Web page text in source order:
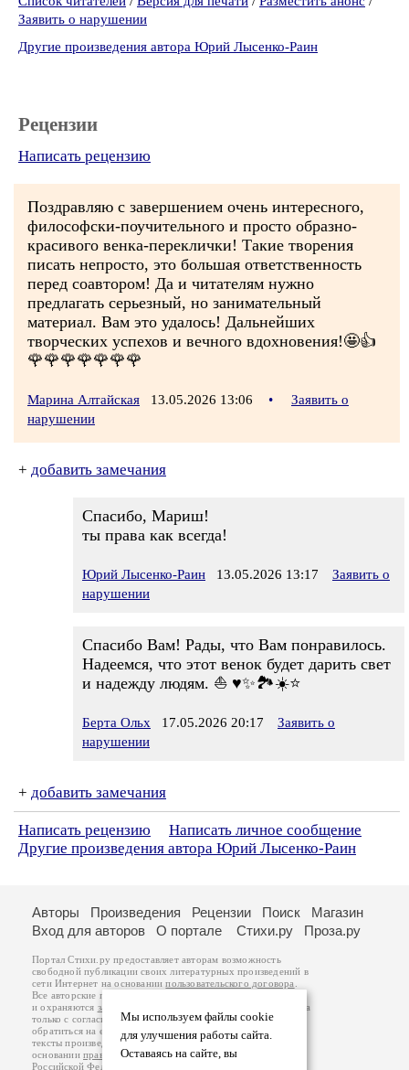
Заявить о нарушении
Другие произведения автора Юрий Лысенко-Раин
Рецензии
Написать рецензию
Поздравляю с завершением очень интересного,
философски-поучительного и просто образно-
красивого венка-переклички! Такие творения
писать непросто, это большая ответственность
перед соавтором! Да и читателям нужно
предлагать серьезный, но занимательный
материал. Вам это удалось! Дальнейших
творческих успехов и вечного вдохновения!🤩👍
🌹🌹🌹🌹🌹🌹🌹
Марина Алтайская 13.05.2026 13:06 •
Заявить о
нарушении
+ добавить замечания
Спасибо, Мариш!
ты права как всегда!
Юрий Лысенко-Раин 13.05.2026 13:17
Заявить о
нарушении
Спасибо Вам! Рады, что Вам понравилось.
Надеемся, что этот венок будет дарить свет
и надежду людям. ⛵ ♥️✨🏞️☀️⭐
Берта Ольх 17.05.2026 20:17
Заявить о
нарушении
+ добавить замечания
Написать рецензию
Написать личное сообщение
Другие произведения автора Юрий Лысенко-Раин
Мы используем файлы cookie
для улучшения работы сайта.
Оставаясь на сайте, вы
Авторы Произведения Рецензии Поиск
Магазин
Вход для авторов
О портале Стихи.ру Проза.ру
Портал Стихи.ру предоставляет авторам возможность
свободной публикации своих литературных произведений в
сети Интернет на основаниипользовательского договора
Все авторские права на произведения принадлежат авторам
и охраняются законом
. Перепечатка произведений возможна
только с согласия его автора, к которому вы можете
обратиться на его авторской странице. Ответственность за
тексты произведений авторы несут самостоятельно на
основанииправил публикацииизаконодательства
Российской Федерации